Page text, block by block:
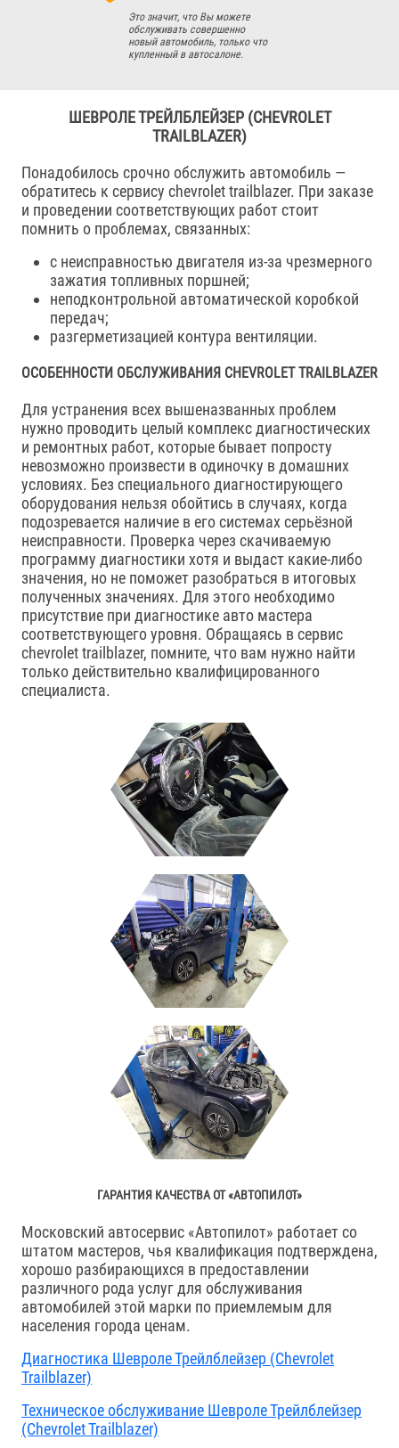
Это значит, что Вы можете
обслуживать совершенно
новый автомобиль, только что
купленный в автосалоне.
ШЕВРОЛЕ ТРЕЙЛБЛЕЙЗЕР (CHEVROLET
TRAILBLAZER)
Понадобилось срочно обслужить автомобиль —
обратитесь к сервису chevrolet trailblazer. При заказе
и проведении соответствующих работ стоит
помнить о проблемах, связанных:
с неисправностью двигателя из-за чрезмерного
зажатия топливных поршней;
неподконтрольной автоматической коробкой
передач;
разгерметизацией контура вентиляции.
ОСОБЕННОСТИ ОБСЛУЖИВАНИЯ CHEVROLET TRAILBLAZER
Для устранения всех вышеназванных проблем
нужно проводить целый комплекс диагностических
и ремонтных работ, которые бывает попросту
невозможно произвести в одиночку в домашних
условиях. Без специального диагностирующего
оборудования нельзя обойтись в случаях, когда
подозревается наличие в его системах серьёзной
неисправности. Проверка через скачиваемую
программу диагностики хотя и выдаст какие-либо
значения, но не поможет разобраться в итоговых
полученных значениях. Для этого необходимо
присутствие при диагностике авто мастера
соответствующего уровня. Обращаясь в сервис
chevrolet trailblazer, помните, что вам нужно найти
только действительно квалифицированного
специалиста.
ГАРАНТИЯ КАЧЕСТВА ОТ «АВТОПИЛОТ»
Московский автосервис «Автопилот» работает со
штатом мастеров, чья квалификация подтверждена,
хорошо разбирающихся в предоставлении
различного рода услуг для обслуживания
автомобилей этой марки по приемлемым для
населения города ценам.
Диагностика Шевроле Трейлблейзер (Chevrolet
Trailblazer)
Техническое обслуживание Шевроле Трейлблейзер
(Chevrolet Trailblazer)